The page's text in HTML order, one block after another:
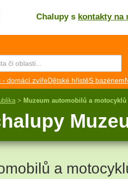
Chalupy s kontakty na
CZ EN
- domácí zvířeDětské hřistěS bazénem
> Muzeum automobilů a motocyklů
a